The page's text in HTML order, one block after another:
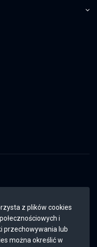
z plików cookies
i
przechowywania lub
można określić w